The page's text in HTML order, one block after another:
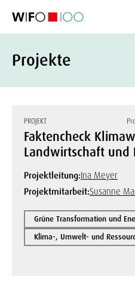
Projekte
PROJEKT
Faktencheck
Landwirtschaft und
Projektleitung:Ina Meyer
Projektmitarbeit:Susanne
Grüne Transformation und
Klima-, Umwelt- und